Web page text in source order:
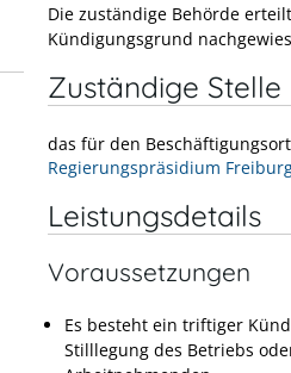
Die zuständige Behörde
Kündigungsgrund
Zuständige Stelle
das für den
Regierungspräsidium
Leistungsdetails
Voraussetzungen
Es besteht ein triftiger
Stilllegung des Betriebs